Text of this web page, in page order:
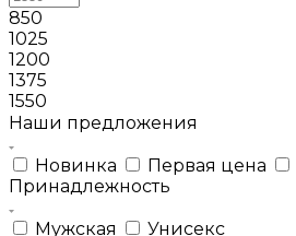
850
1025
1200
1375
1550
Наши предложения
Новинка Первая цена
Принадлежность
Мужская
Унисекс